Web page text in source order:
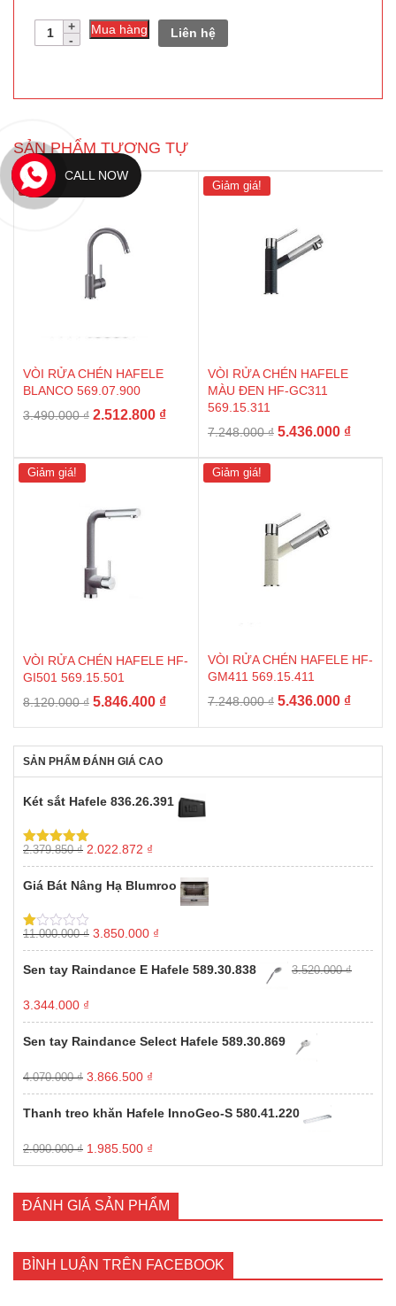
Số
lượng
Mua hàng Liên hệ
SẢN PHẨM TƯƠNG TỰ
Giảm giá!
VÒI RỬA CHÉN HAFELE
BLANCO 569.07.900
3.490.000₫ Giá
2.512.800 ₫Giá
Giảm giá!
VÒI RỬA CHÉN HAFELE
MÀU ĐEN HF-GC311
569.15.311
7.248.000₫ Giá
5.436.000 ₫Giá
Giảm giá!
VÒI RỬA CHÉN HAFELE HF-
GI501 569.15.501
8.120.000₫ Giá
8.120.000 ₫.
5.846.400 ₫Giá
5.846.400 ₫.
Giảm giá!
VÒI RỬA CHÉN HAFELE HF-
GM411 569.15.411
7.248.000₫ Giá
5.436.000 ₫Giá
SẢN PHẨM ĐÁNH GIÁ CAO
Két sắt Hafele 836.26.391
Được xếp
hạng5.005
sao
2.379.850₫ Giá
gốc
2.379.850 ₫.
2.022.872 ₫
hiện
Giá Bát Nâng Hạ Blumroo
Được
xếp
hạng
1.00
sao
11.000.000₫ Giá
gốc
là:
3.850.000 ₫
hiện
tại
Sen tay Raindance E Hafele 589.30.838 3.520.000₫
Giá
gốc
là:
3.520.000 ₫.
3.344.000 ₫
hiện
tại
Sen tay Raindance Select Hafele 589.30.869
4.070.000₫ Giá
gốc
là:
3.866.500 ₫
hiện
tại
Thanh treo khăn Hafele InnoGeo-S 580.41.220
2.090.000₫ Giá
gốc
2.090.000 ₫.
1.985.500 ₫
hiện
là:
1.985.500 ₫.
ĐÁNH GIÁ SẢN PHẨM
BÌNH LUẬN TRÊN FACEBOOK
CALL NOW